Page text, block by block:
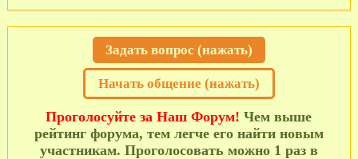
Задать вопрос (нажать)
Начать общение (нажать)
Проголосуйте за Наш Форум! Чем выше
рейтинг форума, тем легче его найти новым
участникам. Проголосовать можно 1 раз в